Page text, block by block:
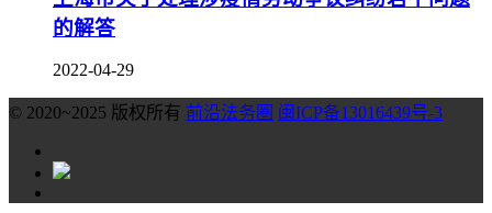
的解答
2022-04-29
© 2020~2025 版权所有 前沿法务圈 闽ICP备13016439号-3